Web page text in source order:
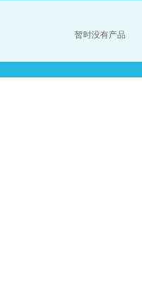
暂时没有产品